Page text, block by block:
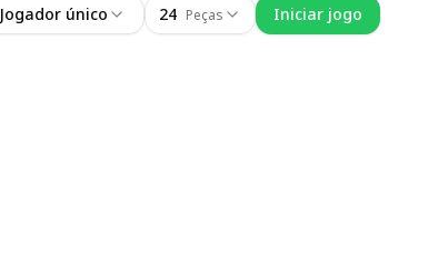
Jogador único 24 Peças
Iniciar jogo